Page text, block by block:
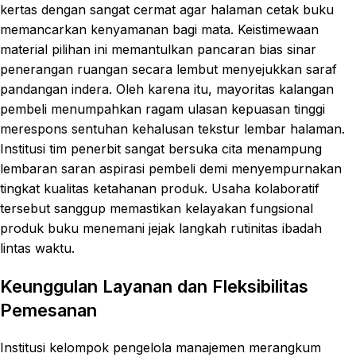
kertas dengan sangat cermat agar halaman cetak buku
memancarkan kenyamanan bagi mata. Keistimewaan
material pilihan ini memantulkan pancaran bias sinar
penerangan ruangan secara lembut menyejukkan saraf
pandangan indera. Oleh karena itu, mayoritas kalangan
pembeli menumpahkan ragam ulasan kepuasan tinggi
merespons sentuhan kehalusan tekstur lembar halaman.
Institusi tim penerbit sangat bersuka cita menampung
lembaran saran aspirasi pembeli demi menyempurnakan
tingkat kualitas ketahanan produk. Usaha kolaboratif
tersebut sanggup memastikan kelayakan fungsional
produk buku menemani jejak langkah rutinitas ibadah
lintas waktu.
Keunggulan Layanan dan Fleksibilitas
Pemesanan
Institusi kelompok pengelola manajemen merangkum